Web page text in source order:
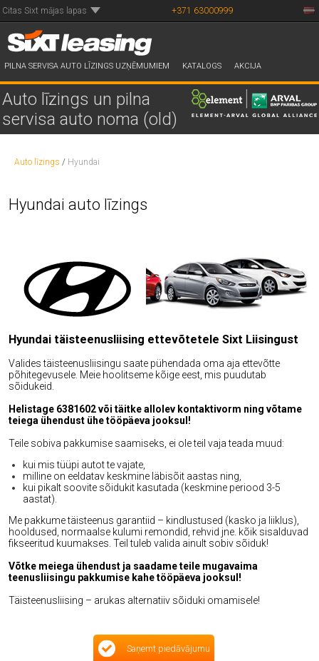
Citas Sixt mājas lapas +371 63000999
PILNA SERVISA AUTO LĪZINGS UZŅĒMUMIEM KATALOGS AKCIJA
Auto līzings un pilna
servisa auto noma (old)
Auto līzings / Hyundai
Hyundai auto līzings
Hyundai täisteenusliising ettevõtetele Sixt Liisingust
Valides täisteenusliisingu saate pühendada oma aja ettevõtte
põhitegevusele. Meie hoolitseme kõige eest, mis puudutab
sõidukeid.
Helistage 6381602 või täitke allolev kontaktivorm ning võtame
teiega ühendust ühe tööpäeva jooksul!
Teile sobiva pakkumise saamiseks, ei ole teil vaja teada muud:
kui mis tüüpi autot te vajate,
milline on eeldatav keskmine läbisõit aastas ning,
kui pikalt soovite sõidukit kasutada (keskmine periood 3-5
aastat).
Me pakkume täisteenus garantiid – kindlustused (kasko ja liiklus),
hooldused, normaalse kulumi remondid, rehvid jne. kõik sisalduvad
fikseeritud kuumakses. Teil tuleb valida ainult sobiv sõiduk!
Võtke meiega ühendust ja saadame teile mugavaima
teenusliisingu pakkumise kahe tööpäeva jooksul!
Täisteenusliising – arukas alternatiiv sõiduki omamisele!
Saņemt piedāvājumu